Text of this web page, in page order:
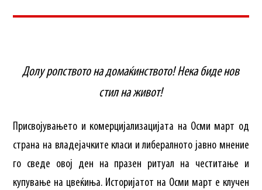
Долу ропството на домаќинството! Нека биде нов
стил на живот!
Присвојувањето и комерцијализацијата на Осми март од
страна на владејачките класи и либералното јавно мнение
го сведе овој ден на празен ритуал на честитање и
купување на цвеќиња. Историјатот на Осми март е клучен